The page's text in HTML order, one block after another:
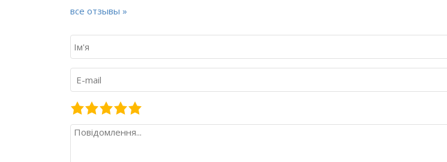
все отзывы »